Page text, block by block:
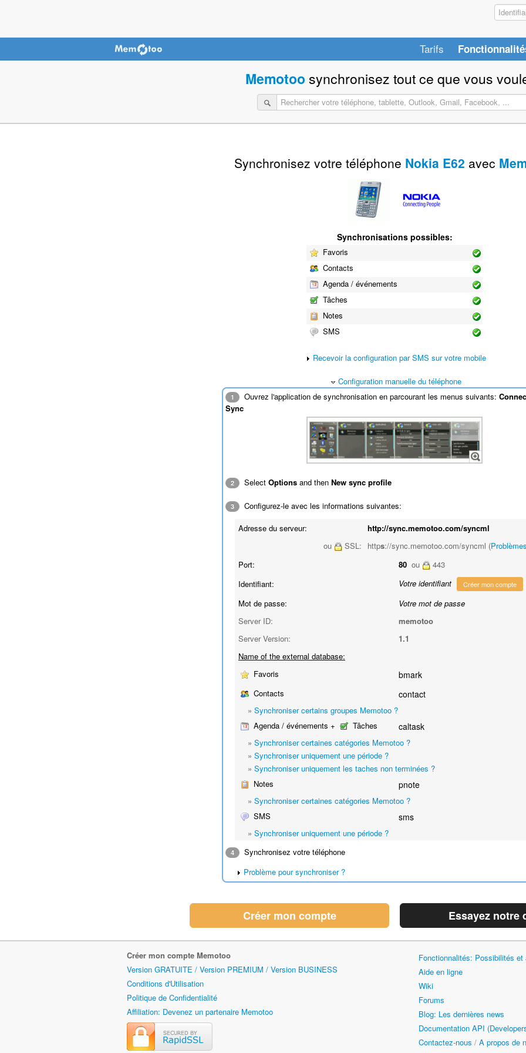
Tarifs
Memotoo synchronisez tout ce que vous
Synchronisez votre téléphone Nokia E62 avec
Synchronisations possibles:
Favoris
Contacts
Agenda / événements
Tâches
Notes
SMS
Recevoir la configuration par SMS sur votre mobile
Configuration manuelle du téléphone
1 Ouvrez l'application de synchronisation en parcourant les menus suivants:
Sync
2 Select Options and then New sync profile
3
Configurez-le avec les informations suivantes:
Adresse du serveur:
http://sync.memotoo.com/syncml
ou
SSL: https://sync.memotoo.com/syncml (
Port:
80 ou
443
Identifiant:
Votre identifiant Créer mon compte
Mot de passe:
Votre mot de passe
Server ID:
memotoo
Server Version:
1.1
Name of the external database:
Favoris
bmark
Contacts contact
» Synchroniser certains groupes Memotoo ?
Agenda / événements +
Tâches caltask
» Synchroniser certaines catégories Memotoo ?
» Synchroniser uniquement une période ?
» Synchroniser uniquement les taches non terminées ?
Notes
pnote
» Synchroniser certaines catégories Memotoo ?
SMS
sms
» Synchroniser uniquement une période ?
4
Synchronisez votre téléphone
Problème pour synchroniser ?
Créer mon compte Essayez notre
Créer mon compte Memotoo
Version GRATUITE / Version PREMIUM / Version BUSINESS
Conditions d'Utilisation
Politique de Confidentialité
Affiliation: Devenez un partenaire Memotoo
Fonctionnalités: Possibilités
Aide en ligne
Wiki
Forums
Blog: Les dernières news
Documentation API
Contactez-nous / A propos de